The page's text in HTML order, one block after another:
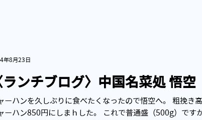
ランチブログ〉中国名菜処 悟空
ーハンを久しぶりに食べたくなったので悟空へ。 粗挽き
ーハン850円にしまｈした。 これで普通盛（500g）です
年8月23日